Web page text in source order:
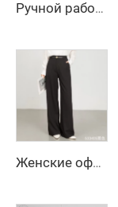
Ручной работы женское двустороннее шерстяное пальто, весенне-зимний длинный тренч, приталенное шерстяное пальто с однобортной застёжкой
Женские офисные брюки с высокой талией и широкими штанинами на осень/зиму — дышащие однотонные длинные прямые брюки